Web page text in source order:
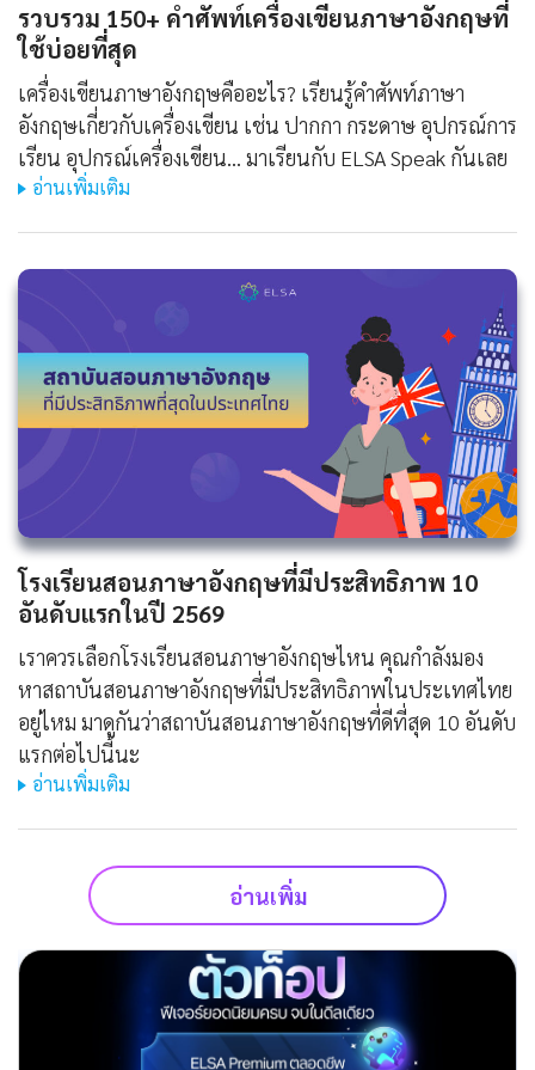
รวบรวม 150+ คำศัพท์เครื่องเขียนภาษาอังกฤษที่
ใช้บ่อยที่สุด
เครื่องเขียนภาษาอังกฤษคืออะไร? เรียนรู้คำศัพท์ภาษา
อังกฤษเกี่ยวกับเครื่องเขียน เช่น ปากกา กระดาษ อุปกรณ์การ
เรียน อุปกรณ์เครื่องเขียน... มาเรียนกับ ELSA Speak กันเลย
อ่านเพิ่มเติม
โรงเรียนสอนภาษาอังกฤษที่มีประสิทธิภาพ 10
อันดับแรกในปี 2569
เราควรเลือกโรงเรียนสอนภาษาอังกฤษไหน คุณกำลังมอง
หาสถาบันสอนภาษาอังกฤษที่มีประสิทธิภาพในประเทศไทย
อยู่ไหม มาดูกันว่าสถาบันสอนภาษาอังกฤษที่ดีที่สุด 10 อันดับ
แรกต่อไปนี้นะ
อ่านเพิ่มเติม
อ่านเพิ่ม